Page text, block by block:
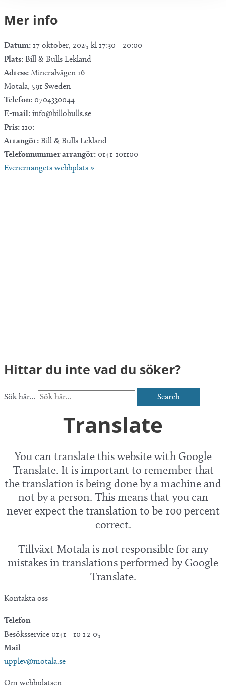
Mer info
Datum: 17 oktober, 2025 kl 17:30 - 20:00
Plats: Bill & Bulls Lekland
Adress: Mineralvägen 16
Motala, 591 Sweden
Telefon: 0704330044
E-mail: info@billobulls.se
Pris: 110:-
Arrangör: Bill & Bulls Lekland
Telefonnummer arrangör: 0141-101100
Evenemangets webbplats »
Hittar du inte vad du söker?
Sök här... Search
Translate
You can translate this website with Google
Translate. It is important to remember that
the translation is being done by a machine and
not by a person. This means that you can
never expect the translation to be 100 percent
correct.
Tillväxt Motala is not responsible for any
mistakes in translations performed by Google
Translate.
Kontakta oss
Telefon
Besöksservice 0141 - 10 1 2 05
Mail
upplev@motala.se
Om webbplatsen